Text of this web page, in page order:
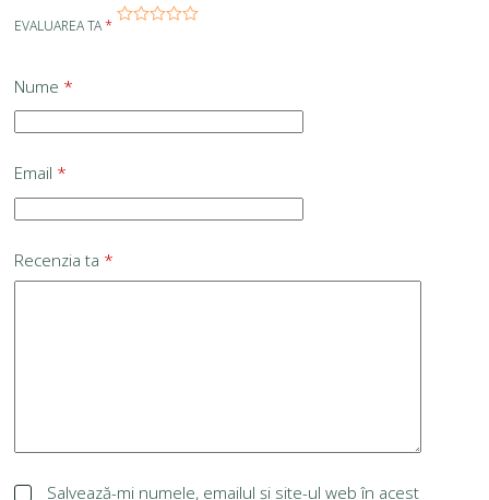
EVALUAREA TA*
Nume *
Email *
Recenzia ta *
Salvează-mi numele, emailul și site-ul web în acest